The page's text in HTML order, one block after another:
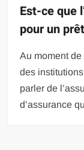
Est-ce que
pour un
Au moment
des
parler de
d’assurance